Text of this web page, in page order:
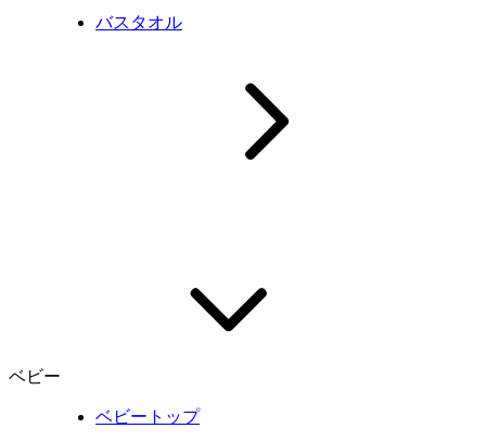
バスタオル
ベビー
ベビートップ